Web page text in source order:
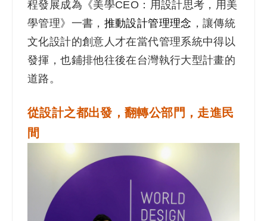
程發展成為《美學CEO：用設計思考，用美
學管理》一書， 推動設計管理理念 ，讓傳統
文化設計的創意人才在當代管理系統中得以
發揮，也鋪排他往後在台灣執行大型計畫的
道路。
從設計之都出發，翻轉公部門，走進民
間